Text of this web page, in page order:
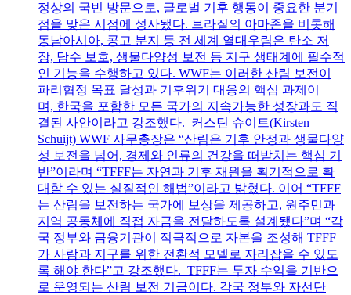
정상의 국빈 방문으로, 글로벌 기후 행동이 중요한 분기
점을 맞은 시점에 성사됐다. 브라질의 아마존을 비롯해
동남아시아, 콩고 분지 등 전 세계 열대우림은 탄소 저
장, 담수 보호, 생물다양성 보전 등 지구 생태계에 필수적
인 기능을 수행하고 있다. WWF는 이러한 산림 보전이
파리협정 목표 달성과 기후위기 대응의 핵심 과제이
며, 한국을 포함한 모든 국가의 지속가능한 성장과도 직
결된 사안이라고 강조했다. 커스틴 슈이트(Kirsten
Schuijt) WWF 사무총장은 “산림은 기후 안정과 생물다양
성 보전을 넘어, 경제와 인류의 건강을 떠받치는 핵심 기
반”이라며 “TFFF는 자연과 기후 재원을 획기적으로 확
대할 수 있는 실질적인 해법”이라고 밝혔다. 이어 “TFFF
는 산림을 보전하는 국가에 보상을 제공하고, 원주민과
지역 공동체에 직접 자금을 전달하도록 설계됐다”며 “각
국 정부와 금융기관이 적극적으로 자본을 조성해 TFFF
가 사람과 지구를 위한 전환적 모델로 자리잡을 수 있도
록 해야 한다”고 강조했다. TFFF는 투자 수익을 기반으
로 운영되는 산림 보전 기금이다. 각국 정부와 자선단